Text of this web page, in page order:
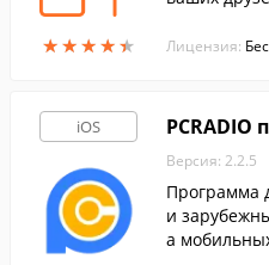
★★★★★
★★★★★ Лицензия:
iOS PCRADIO
Версия: 2.2.5
Программа
и
а